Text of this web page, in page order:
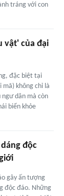
tráng với con
vật' của đại
đặc biệt tại
mã) không chỉ là
ngư dân mà còn
biển khỏe
độc
gây ấn tượng
độc đáo. Những